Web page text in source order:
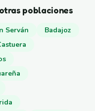
poblaciones
Serván
Badajoz